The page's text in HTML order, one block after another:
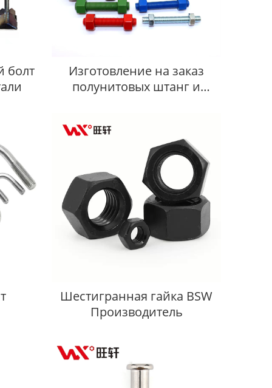
болт
Изготовление на заказ
полунитовых штанг и
чёрный цвет, покрытие
PTFE, гальванизация (HDG)
Шестигранная гайка BSW
Производитель